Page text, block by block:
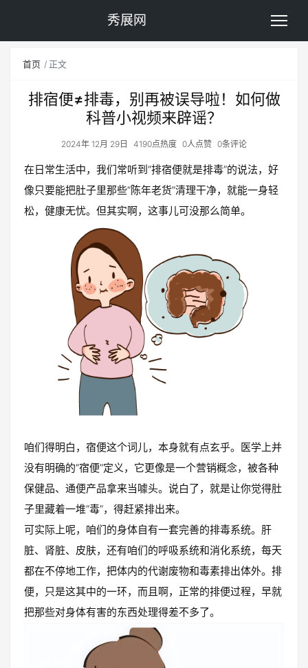
秀展网
首页 正文
排宿便≠排毒，别再被误导啦！如何做
科普小视频来辟谣？
2024年 12月 29日 4190点热度 0人点赞 0条评论
在日常生活中，我们常听到“排宿便就是排毒”的说法，好
像只要能把肚子里那些“陈年老货”清理干净，就能一身轻
松，健康无忧。但其实啊，这事儿可没那么简单。
咱们得明白，宿便这个词儿，本身就有点玄乎。医学上并
没有明确的“宿便”定义，它更像是一个营销概念，被各种
保健品、通便产品拿来当噱头。说白了，就是让你觉得肚
子里藏着一堆“毒”，得赶紧排出来。
可实际上呢，咱们的身体自有一套完善的排毒系统。肝
脏、肾脏、皮肤，还有咱们的呼吸系统和消化系统，每天
都在不停地工作，把体内的代谢废物和毒素排出体外。排
便，只是这其中的一环，而且啊，正常的排便过程，早就
把那些对身体有害的东西处理得差不多了。